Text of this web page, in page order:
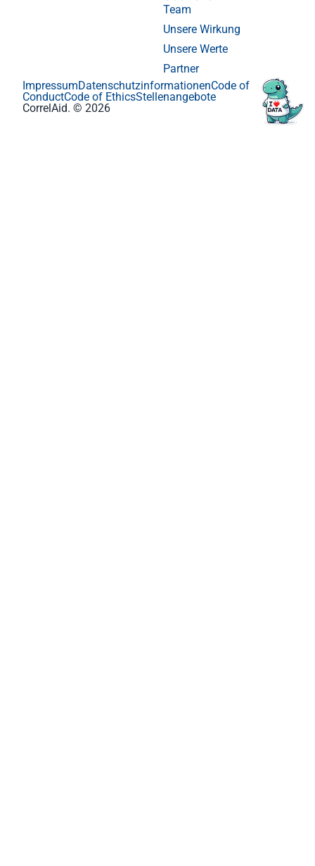
Team
Unsere Wirkung
Unsere Werte
Partner
CorrelAid. © 2026
ImpressumDatenschutzinformationenCode of
ConductCode of EthicsStellenangebote